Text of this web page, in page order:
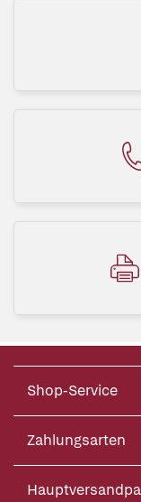
Shop-Service
Zahlungsarten